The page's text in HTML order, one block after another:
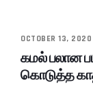
OCTOBER 13, 2020
கமல் பலான
கொடுத்த